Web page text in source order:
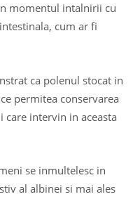
momentul intalnirii cu
cum ar fi
ca polenul stocat in
permitea conservarea
intervin in aceasta
se inmultelesc in
al albinei si mai ales